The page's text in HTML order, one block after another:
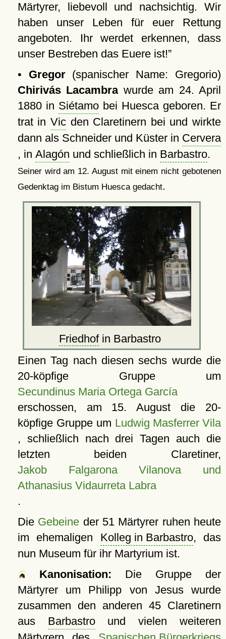
Märtyrer, liebevoll und nachsichtig. Wir
haben unser Leben für euer Rettung
angeboten. Ihr werdet erkennen, dass
unser Bestreben das Euere ist!
• Gregor(spanischer Name: Gregorio)
Chirivás Lacambrawurde am 24. April
1880 in Siétamobei Huesca geboren. Er
trat inVic den Claretinern bei und wirkte
dann als Schneider und Küster in Cervera
, in Alagón und schließlich in Barbastro.
Seiner wird am 12. August mit einem nicht gebotenen
Gedenktag im Bistum Huesca gedacht.
Friedhofin Barbastro
Einen Tag nach diesen sechs wurde die
20-köpfige Gruppe um
Secundinus Maria Ortega García
erschossen, am 15. August die 20-
köpfige Gruppe um Ludwig Masferrer Vila
, schließlich nach drei Tagen auch die
letzten beiden Claretiner,
Jakob Falgarona Vilanova und
Athanasius Vidaurreta Labra
.
Die Gebeine der 51 Märtyrer ruhen heute
im ehemaligen Kolleg in Barbastro, das
nun Museum für ihr Martyrium ist.
Kanonisation: Die Gruppe der
Märtyrer um Philipp von Jesus wurde
zusammen den anderen 45 Claretinern
aus Barbastround vielen weiteren